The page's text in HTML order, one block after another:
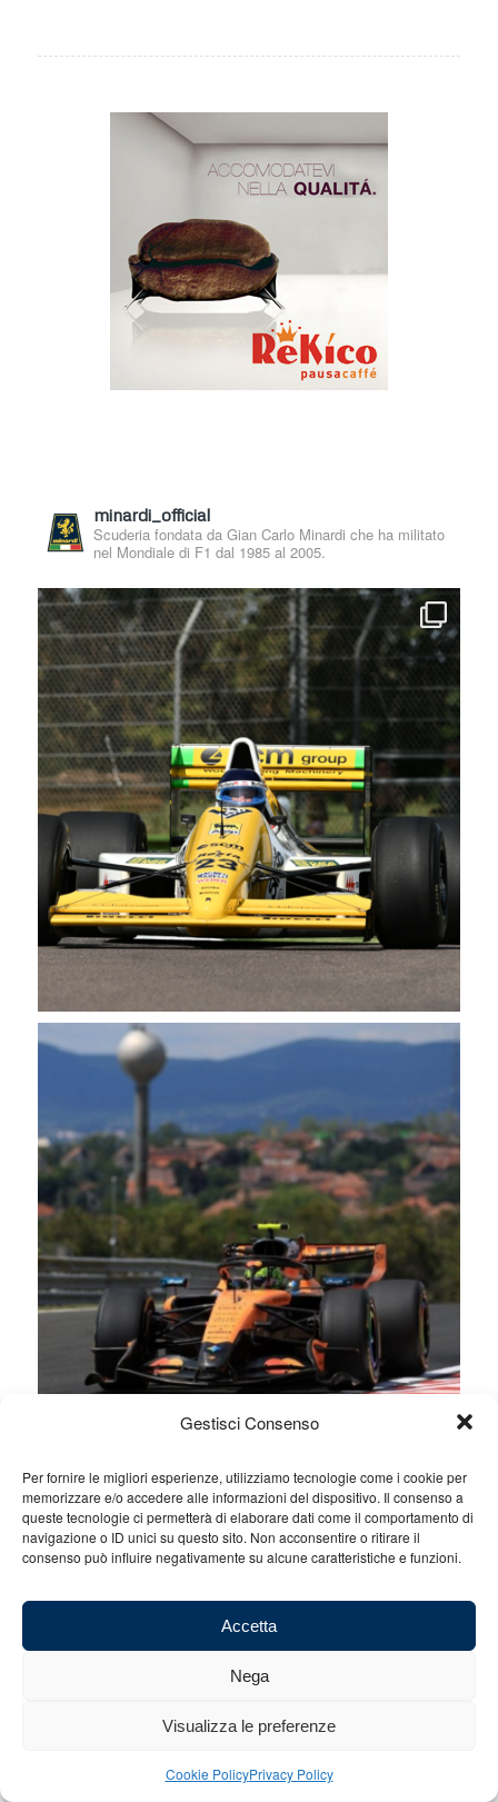
Gestisci Consenso
Per fornire le migliori esperienze, utilizziamo tecnologie come i cookie per
memorizzare e/o accedere alle informazioni del dispositivo. Il consenso a
queste tecnologie ci permetterà di elaborare dati come il comportamento di
navigazione o ID unici su questo sito. Non acconsentire o ritirare il
consenso può influire negativamente su alcune caratteristiche e funzioni.
Accetta
Nega
Visualizza le preferenze
Cookie PolicyPrivacy Policy
minardi_official
Scuderia fondata da Gian Carlo Minardi che ha militato
nel Mondiale di F1 dal 1985 al 2005.